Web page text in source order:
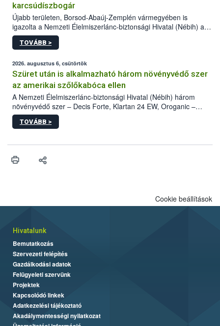
karcsúdíszbogár
Újabb területen, Borsod-Abaúj-Zemplén vármegyében is
igazolta a Nemzeti Élelmiszerlánc-biztonsági Hivatal (Nébih) a
kőrisrontó karcsúdíszbogár (Agrilus planipennis) jelenlétét. A
kártevőt nem csak színcsapdában találták meg, de már fertőzött
az intenzív felderítést, emellett az intézkedéseket a szlovák
hatósággal is összehangolják a terjedés megállítása érdekében.
TOVÁBB >
2026. augusztus 6, csütörtök
Szüret után is alkalmazható három növényvédő szer
az amerikai szőlőkabóca ellen
A Nemzeti Élelmiszerlánc-biztonsági Hivatal (Nébih) három
növényvédő szer – Decis Forte, Klartan 24 EW, Oroganic –
engedélyokiratát módosította, így azok a szüretet követően,
egészen a vesszőérettség (BBCH 91) stádiumáig
érésű szőlőkben is legyen lehetőség a károsító elleni további
felhasználók számára is elérhető és ökológiai termesztésben is
TOVÁBB >
Cookie beállítások
Hivatalunk
Bemutatkozás
Szervezeti felépítés
Gazdálkodási adatok
Felügyeleti szervünk
Projektek
Kapcsolódó linkek
Adatkezelési tájékoztató
Akadálymentességi nyilatkozat